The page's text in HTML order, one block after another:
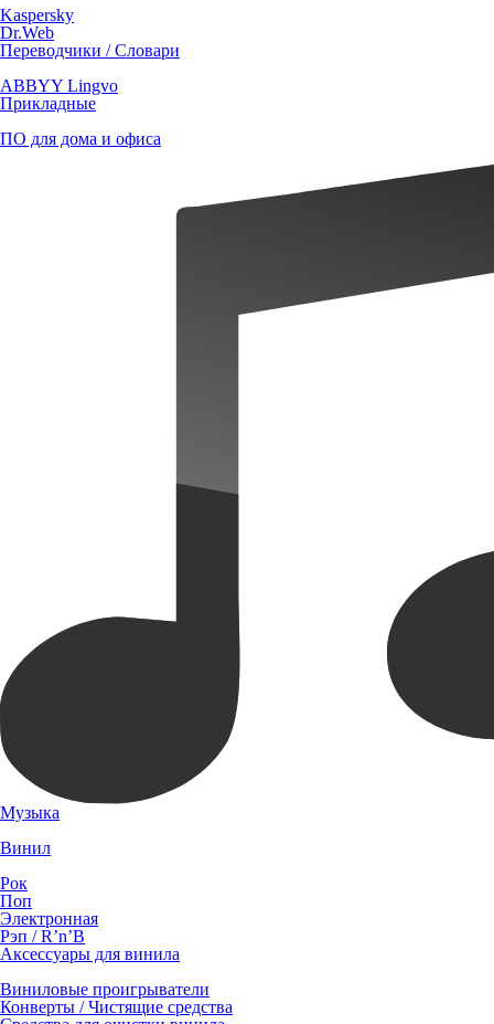
Kaspersky
Dr.Web
Переводчики / Словари
ABBYY Lingvo
Прикладные
ПО для дома и офиса
Музыка
Винил
Рок
Поп
Электронная
Рэп / R’n’B
Аксессуары для винила
Виниловые проигрыватели
Конверты / Чистящие средства